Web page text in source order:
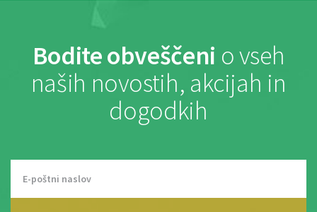
Bodite obveščeni o vseh
naših novostih, akcijah in
dogodkih